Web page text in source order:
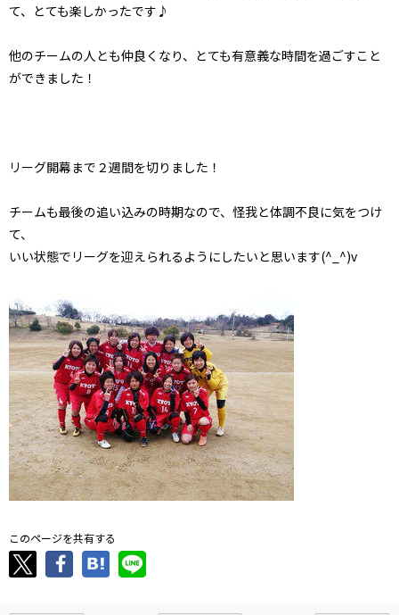
て、とても楽しかったです♪
他のチームの人とも仲良くなり、とても有意義な時間を過ごすこと
ができました！
リーグ開幕まで２週間を切りました！
チームも最後の追い込みの時期なので、怪我と体調不良に気をつけ
て、
いい状態でリーグを迎えられるようにしたいと思います(^_^)v
このページを共有する